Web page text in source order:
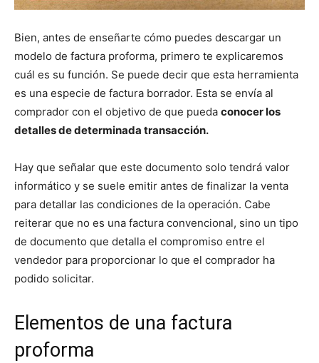
Bien, antes de enseñarte cómo puedes descargar un
modelo de factura proforma, primero te explicaremos
cuál es su función. Se puede decir que esta herramienta
es una especie de factura borrador. Esta se envía al
comprador con el objetivo de que pueda conocer los
detalles de determinada transacción.
Hay que señalar que este documento solo tendrá valor
informático y se suele emitir antes de finalizar la venta
para detallar las condiciones de la operación. Cabe
reiterar que no es una factura convencional, sino un tipo
de documento que detalla el compromiso entre el
vendedor para proporcionar lo que el comprador ha
podido solicitar.
Elementos de una factura
proforma